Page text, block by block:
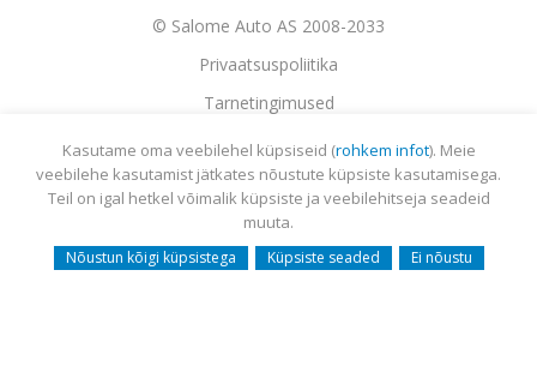
© Salome Auto AS 2008-2033
Privaatsuspoliitika
Tarnetingimused
Garantii
Utiliseerimine
Sisukaart
Webmail
Kasutame oma veebilehel küpsiseid (rohkem infot). Meie
veebilehe kasutamist jätkates nõustute küpsiste kasutamisega.
Teil on igal hetkel võimalik küpsiste ja veebilehitseja seadeid
muuta.
Nõustun kõigi küpsistega Küpsiste seaded Ei nõustu